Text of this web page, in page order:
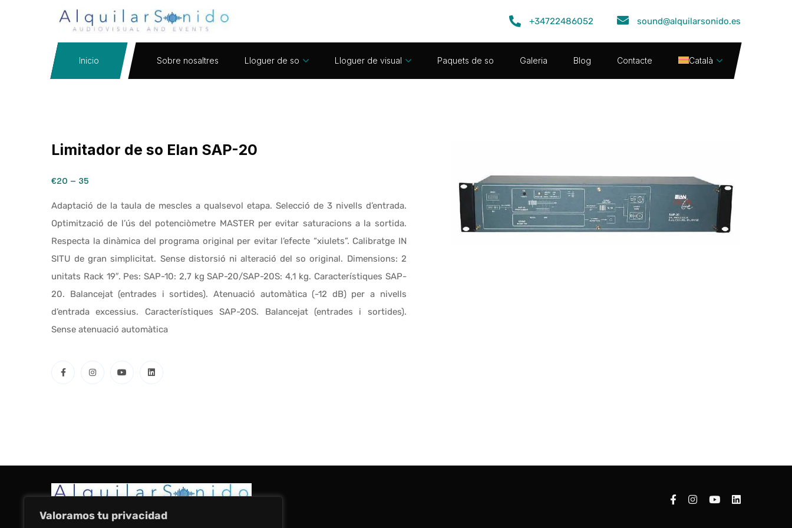
Valoramos tu privacidad
+34722486052 sound@alquilarsonido.es
Inicio Sobre nosaltres Lloguer de so Lloguer de visual Paquets de so Galeria Blog Contacte Català
Limitador de so Elan SAP-20
€20 – 35
Adaptació de la taula de mescles a qualsevol etapa. Selecció de 3 nivells d’entrada.
Optimització de l’ús del potenciòmetre MASTER per evitar saturacions a la sortida.
Respecta la dinàmica del programa original per evitar l’efecte “xiulets”. Calibratge IN
SITU de gran simplicitat. Sense distorsió ni alteració del so original. Dimensions: 2
unitats Rack 19″. Pes: SAP-10: 2,7 kg SAP-20/SAP-20S: 4,1 kg. Característiques SAP-
20. Balancejat (entrades i sortides). Atenuació automàtica (-12 dB) per a nivells
d’entrada excessius. Característiques SAP-20S. Balancejat (entrades i sortides).
Sense atenuació automàtica